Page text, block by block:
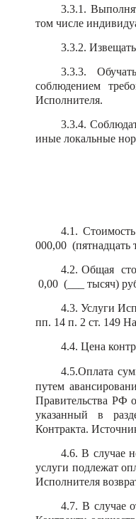
3.3.1.
том числе
3.3.2.
3.3.3.
соблюдением
Исполнителя.
3.3.4.
иные локальные
4.1.
000,00 (пятнадцать
4.2. Общая
0,00 (___ тысяч)
4.3. Услуги
пп. 14 п. 2 ст. 149
4.4. Цена
4.5.Оплата
путем
Правительства РФ
указанный в
Контракта.
4.6. В случае
услуги подлежат
Исполнителя
4.7. В случае